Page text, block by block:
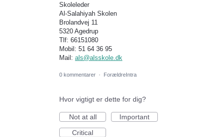
Skoleleder
Al-Salahiyah Skolen
Brolandvej 11
5320 Agedrup
Tlf: 66151080
Mobil: 51 64 36 95
Mail: als@alsskole.dk
0 kommentarer · ForældreIntra
Hvor vigtigt er dette for dig?
Not at all
Important
Critical